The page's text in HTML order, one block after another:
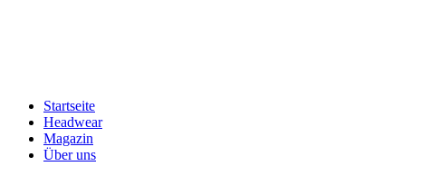
Startseite
Headwear
Magazin
Über uns